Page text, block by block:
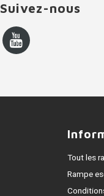
Suivez-nous
Tout les
Rampe